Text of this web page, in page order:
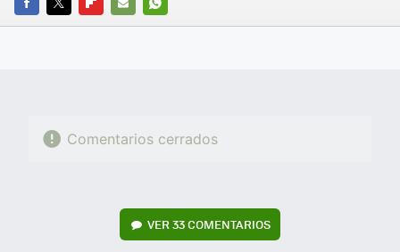
FACEBOOK
TWITTERFLIPBOARD
E-
WHATSAPP
Comentarios cerrados
VER 33 COMENTARIOS